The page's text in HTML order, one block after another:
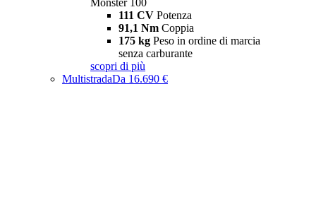
Monster 100
111 CV Potenza
91,1 Nm Coppia
175 kg Peso in ordine di marcia
senza carburante
scopri di più
MultistradaDa 16.690 €